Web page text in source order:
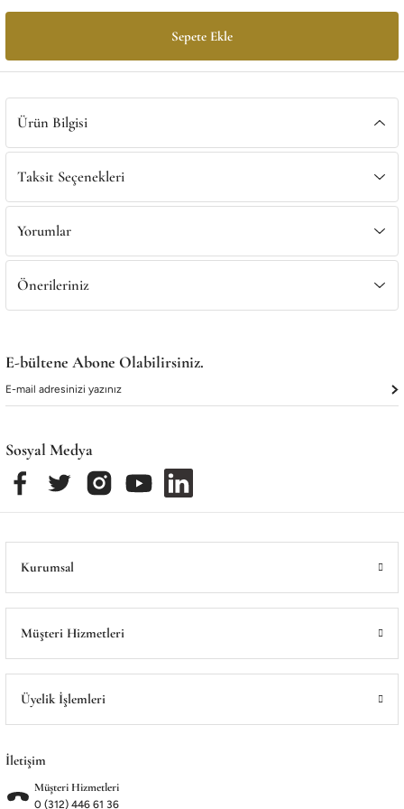
Satış Noktalarımız
Satış Noktalarımız
Sepete Ekle
Ürün Bilgisi
Taksit Seçenekleri
Yorumlar
Önerileriniz
E-bültene Abone Olabilirsiniz.
Sosyal Medya
Kurumsal
Müşteri Hizmetleri
Üyelik İşlemleri
İletişim
Müşteri Hizmetleri
0 (312) 446 61 36